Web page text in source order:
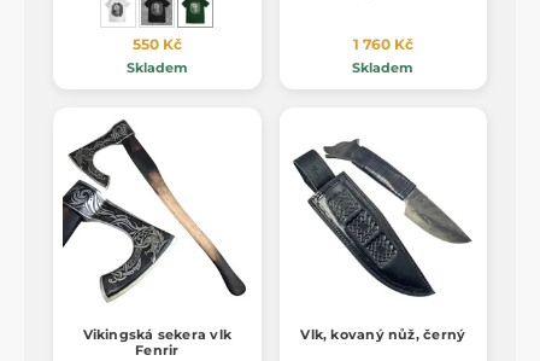
550 Kč
Skladem
1 760 Kč
Skladem
Vikingská sekera vlk
Fenrir
Vlk, kovaný nůž, černý